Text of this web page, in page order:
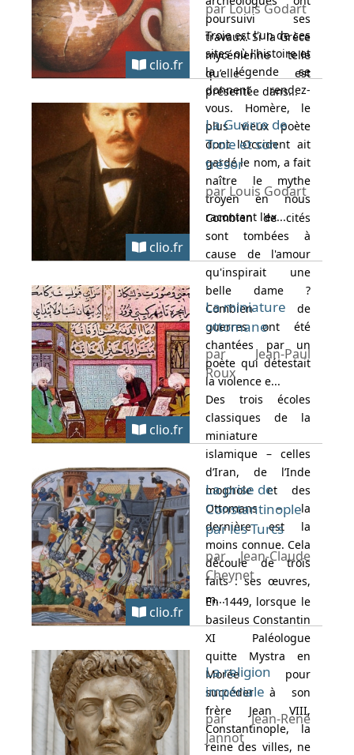
poursuivi ses
travaux. Si la Grèce
mycénienne telle
qu’elle est
présentée dans...
clio.fr
par Louis Godart
Troie est l'un de ces
sites où l'histoire et
la légende se
donnent rendez-
vous. Homère, le
plus vieux poète
dont l'Occident ait
gardé le nom, a fait
naître le mythe
troyen en nous
racontant l'ex...
clio.fr
La Guerre de
Troie et son
trésor
par Louis Godart
Combien de cités
sont tombées à
cause de l'amour
qu'inspirait une
belle dame ?
Combien de
guerres ont été
chantées par un
poète qui détestait
la violence e...
clio.fr
La miniature
ottomane
par Jean-Paul
Roux
Des trois écoles
classiques de la
miniature
islamique – celles
d’Iran, de l’Inde
moghole et des
Ottomans – la
dernière est la
moins connue. Cela
découle de trois
faits : ses œuvres,
m...
clio.fr
La prise de
Constantinople
par les Turcs
par Jean-Claude
Cheynet
En 1449, lorsque le
basileus Constantin
XI Paléologue
quitte Mystra en
Morée pour
succéder à son
frère Jean VIII,
Constantinople, la
reine des villes, ne
La religion
impériale
par Jean-René
Jannot